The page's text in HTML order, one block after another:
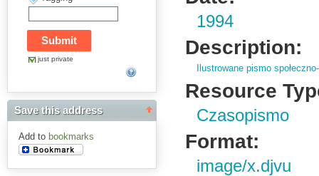
just private
Save this address
Add to bookmarks
1994
Description:
Ilustrowane pismo
Resource
Czasopismo
Format:
image/x.djvu